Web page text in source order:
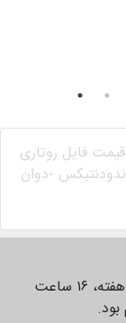
قیمت فایل روتاری
-دوان
تلفن پشتیبانی: ۸۸۲۲۹۴۰۰ - ۰۲۱ | هفت روز هفته، ۱۶ ساعت